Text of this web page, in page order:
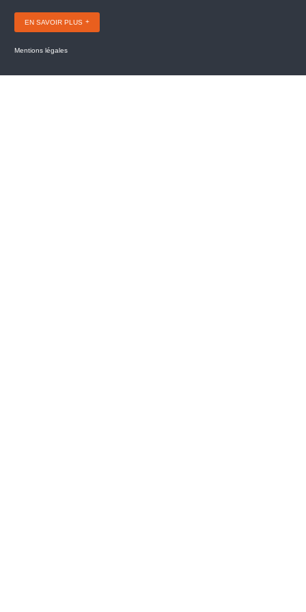
EN SAVOIR PLUS
Mentions légales